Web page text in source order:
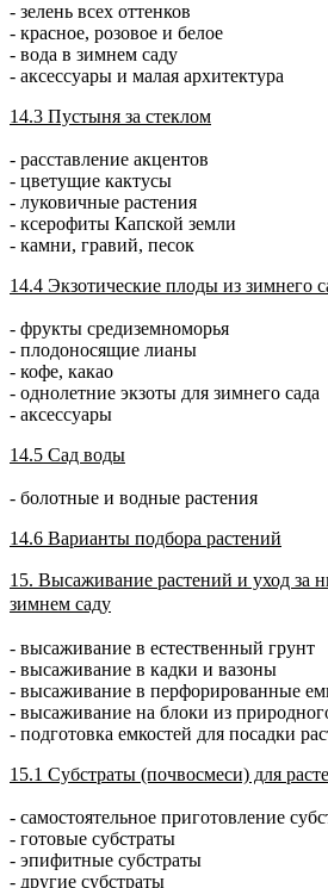
- зелень всех оттенков
- красное, розовое и белое
- вода в зимнем саду
- аксессуары и малая архитектура
14.3 Пустыня за стеклом
- расставление акцентов
- цветущие кактусы
- луковичные растения
- ксерофиты Капской земли
- камни, гравий, песок
14.4 Экзотические плоды из зимнего
- фрукты средиземноморья
- плодоносящие лианы
- кофе, какао
- однолетние экзоты для зимнего сада
- аксессуары
14.5 Сад воды
- болотные и водные растения
14.6 Варианты подбора растений
15. Высаживание растений и уход за
зимнем саду
- высаживание в естественный грунт
- высаживание в кадки и вазоны
- высаживание в перфорированные
- высаживание на блоки из
- подготовка емкостей для посадки
15.1 Субстраты (почвосмеси) для
- самостоятельное приготовление
- готовые субстраты
- эпифитные субстраты
- другие субстраты